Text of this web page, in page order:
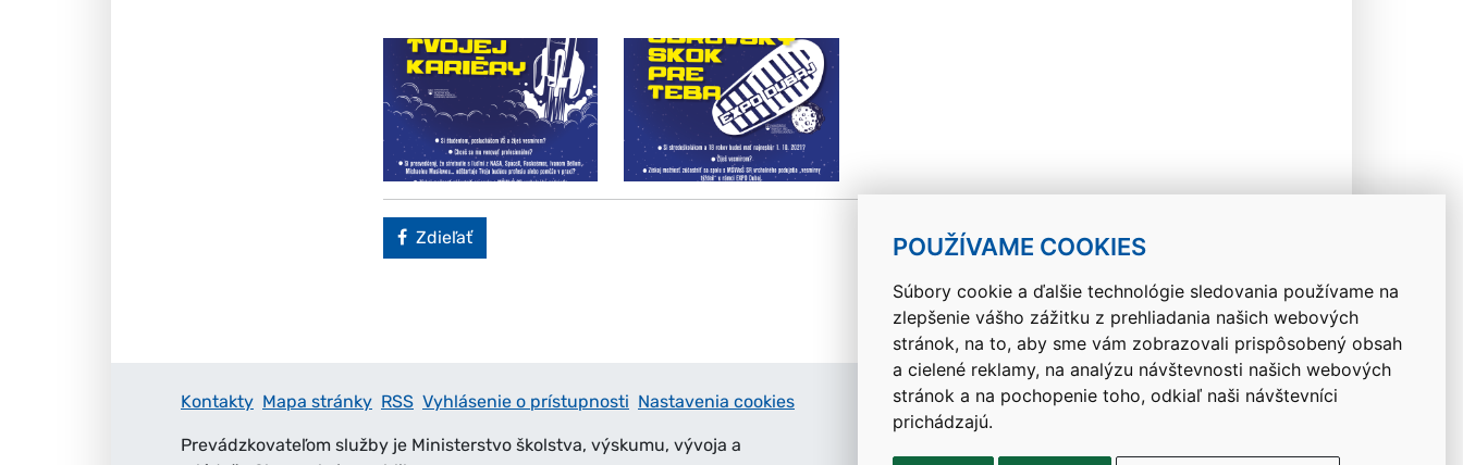
POUŽÍVAME COOKIES
Súbory cookie a ďalšie technológie sledovania používame na
zlepšenie vášho zážitku z prehliadania našich webových
stránok, na to, aby sme vám zobrazovali prispôsobený obsah
a cielené reklamy, na analýzu návštevnosti našich webových
stránok a na pochopenie toho, odkiaľ naši návštevníci
prichádzajú.
Facebook
Zdieľať
Návrat hore
Kontakty Mapa stránky RSS Vyhlásenie o prístupnosti Nastavenia cookies
Prevádzkovateľom služby je Ministerstvo školstva, výskumu, vývoja a